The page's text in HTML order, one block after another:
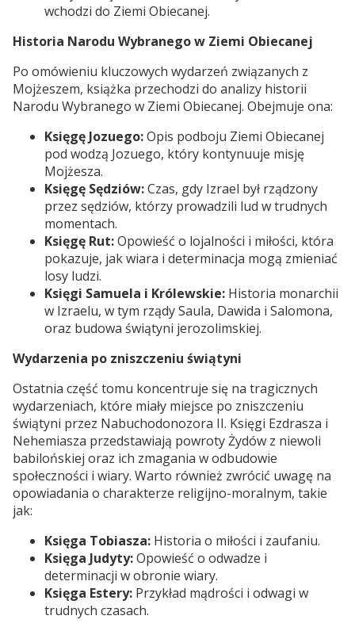
wchodzi do Ziemi Obiecanej.
Historia Narodu Wybranego w Ziemi Obiecanej
Po omówieniu kluczowych wydarzeń związanych z
Mojżeszem, książka przechodzi do analizy historii
Narodu Wybranego w Ziemi Obiecanej. Obejmuje ona:
Księgę Jozuego:Opis podboju Ziemi Obiecanej
pod wodzą Jozuego, który kontynuuje misję
Mojżesza.
Księgę Sędziów:Czas, gdy Izrael był rządzony
przez sędziów, którzy prowadzili lud w trudnych
momentach.
Księgę Rut:Opowieść o lojalności i miłości, która
pokazuje, jak wiara i determinacja mogą zmieniać
losy ludzi.
Księgi Samuela i Królewskie: Historia monarchii
w Izraelu, w tym rządy Saula, Dawida i Salomona,
oraz budowa świątyni jerozolimskiej.
Wydarzenia po zniszczeniu świątyni
Ostatnia część tomu koncentruje się na tragicznych
wydarzeniach, które miały miejsce po zniszczeniu
świątyni przez Nabuchodonozora II. Księgi Ezdrasza i
Nehemiasza przedstawiają powroty Żydów z niewoli
babilońskiej oraz ich zmagania w odbudowie
społeczności i wiary. Warto również zwrócić uwagę na
opowiadania o charakterze religijno-moralnym, takie
jak:
Księga Tobiasza: Historia o miłości i zaufaniu.
Księga Judyty:Opowieść o odwadze i
determinacji w obronie wiary.
Księga Estery: Przykład mądrości i odwagi w
trudnych czasach.